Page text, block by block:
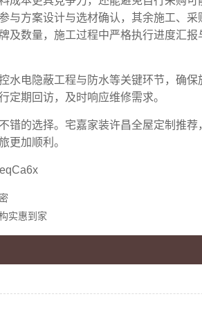
与方案设计与选材确认，其余施工、采
及数量，施工过程中严格执行进度汇报
水电隐蔽工程与防水等关键环节，确保
定期回访，及时响应维修需求。
错的选择。 宅嘉家装许昌全屋定制推荐
更加顺利。
实惠到家